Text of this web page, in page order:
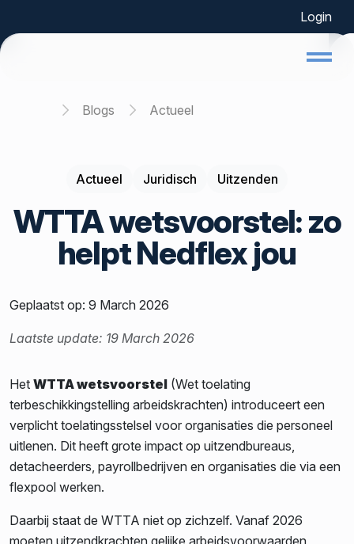
Login
Home Blogs Actueel
Actueel Juridisch Uitzenden
WTTA wetsvoorstel: zo
helpt Nedflex jou
Geplaatst op: 9 March 2026
Laatste update: 19 March 2026
Het WTTA wetsvoorstel (Wet toelating
terbeschikkingstelling arbeidskrachten) introduceert een
verplicht toelatingsstelsel voor organisaties die personeel
uitlenen. Dit heeft grote impact op uitzendbureaus,
detacheerders, payrollbedrijven en organisaties die via een
flexpool werken.
Daarbij staat de WTTA niet op zichzelf. Vanaf 2026
moeten uitzendkrachten gelijke arbeidsvoorwaarden